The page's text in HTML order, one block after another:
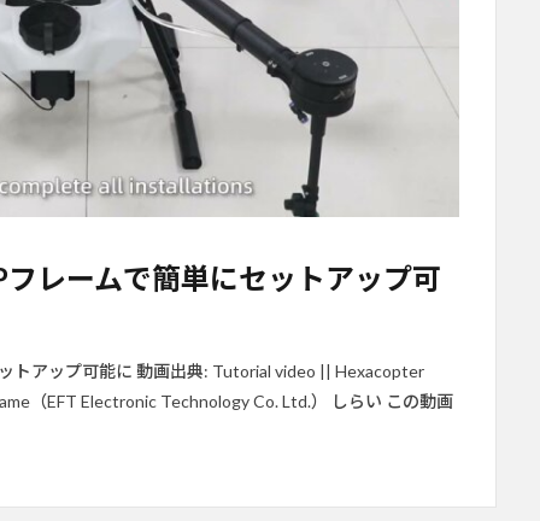
レームで簡単にセットアップ可
トアップ可能に 動画出典: Tutorial video || Hexacopter
（EFT Electronic Technology Co. Ltd.） しらい この動画